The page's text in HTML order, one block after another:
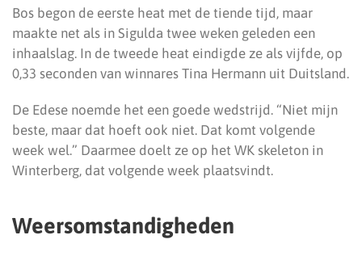
Bos begon de eerste heat met de tiende tijd, maar
maakte net als in Sigulda twee weken geleden een
inhaalslag. In de tweede heat eindigde ze als vijfde, op
0,33 seconden van winnares Tina Hermann uit Duitsland.
De Edese noemde het een goede wedstrijd. “Niet mijn
beste, maar dat hoeft ook niet. Dat komt volgende
week wel.” Daarmee doelt ze op het WK skeleton in
Winterberg, dat volgende week plaatsvindt.
Weersomstandigheden